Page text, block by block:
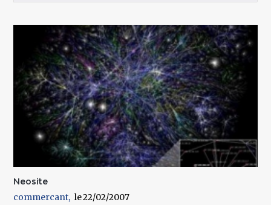
Neosite
commercant
22/02/2007